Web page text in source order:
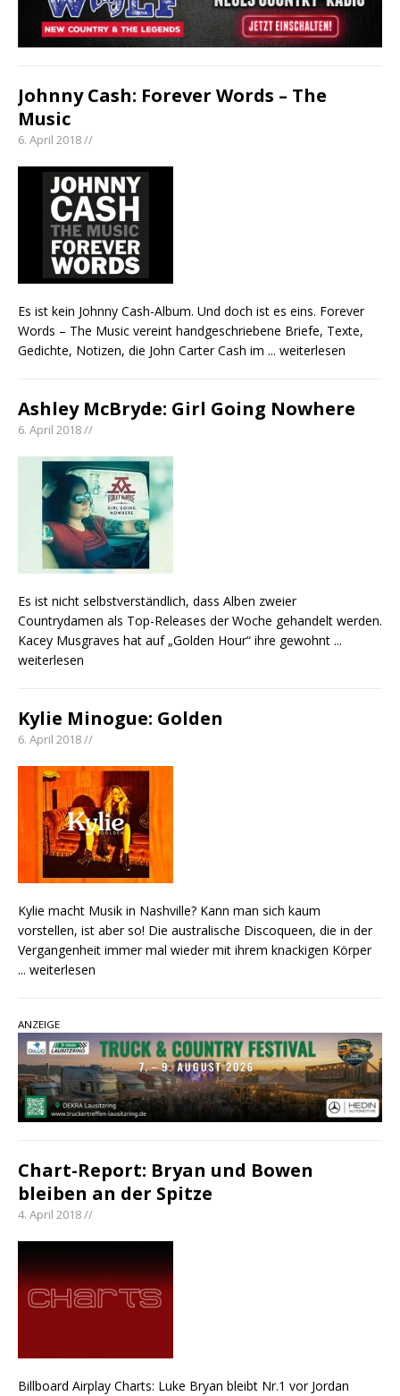
Johnny Cash: Forever Words – The
Music
6. April 2018 //
Es ist kein Johnny Cash-Album. Und doch ist es eins. Forever
Words – The Music vereint handgeschriebene Briefe, Texte,
Gedichte, Notizen, die John Carter Cash im ... weiterlesen
Ashley McBryde: Girl Going Nowhere
6. April 2018 //
Es ist nicht selbstverständlich, dass Alben zweier
Countrydamen als Top-Releases der Woche gehandelt werden.
Kacey Musgraves hat auf „Golden Hour“ ihre gewohnt ...
weiterlesen
Kylie Minogue: Golden
6. April 2018 //
Kylie macht Musik in Nashville? Kann man sich kaum
vorstellen, ist aber so! Die australische Discoqueen, die in der
Vergangenheit immer mal wieder mit ihrem knackigen Körper
... weiterlesen
ANZEIGE
Chart-Report: Bryan und Bowen
bleiben an der Spitze
4. April 2018 //
Billboard Airplay Charts: Luke Bryan bleibt Nr.1 vor Jordan